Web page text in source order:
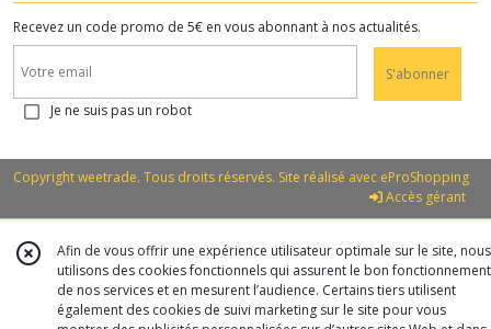
Recevez un code promo de 5€ en vous abonnant à nos actualités.
S'abonner
Je ne suis pas un robot
Copyright weetrade. Tous droits réservés. Site réalisé avec eProShopping
Accès gérant
Afin de vous offrir une expérience utilisateur optimale sur le site, nous
utilisons des cookies fonctionnels qui assurent le bon fonctionnement
de nos services et en mesurent l’audience. Certains tiers utilisent
également des cookies de suivi marketing sur le site pour vous